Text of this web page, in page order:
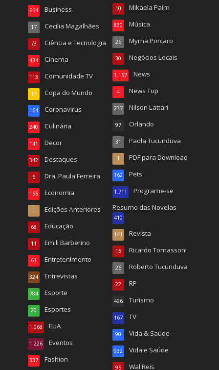
Business
664
Cecilia Magalhães
17
Ciência e Tecnologia
73
Cinema
434
Comunidade TV
113
Copa do Mundo
17
Coronavirus
164
Culinária
240
Decor
141
Destaques
342
Dra. Paula Ferreira
6
Economia
156
Edições Anteriores
1
Educação
68
Emili Barberino
11
Entretenimento
61
Entrevistas
324
Esporte
784
Esportes
20
EUA
1.068
Eventos
1.226
Fashion
337
Mikaela Paim
10
Música
830
Myrna Porcaro
26
Negócios Locais
30
News
1.157
News Top
4
Nilson Lattari
237
Orlando
97
Paola Tucunduva
31
PDF para Download
1
Pets
162
Programe-se
1.711
Resumo das Novelas
410
Revista
141
Ricardo Tomassoni
15
Roberto Tucunduva
26
RP
22
Turismo
496
TV
167
Vida & Saúde
90
Vida e Saúde
932
Wal Reis
95